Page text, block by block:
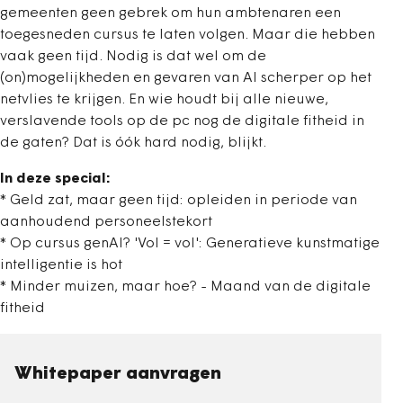
gemeenten geen gebrek om hun ambtenaren een
toegesneden cursus te laten volgen. Maar die hebben
vaak geen tijd. Nodig is dat wel om de
(on)mogelijkheden en gevaren van AI scherper op het
netvlies te krijgen. En wie houdt bij alle nieuwe,
verslavende tools op de pc nog de digitale fitheid in
de gaten? Dat is óók hard nodig, blijkt.
In deze special:
* Geld zat, maar geen tijd: opleiden in periode van
aanhoudend personeelstekort
* Op cursus genAI? 'Vol = vol': Generatieve kunstmatige
intelligentie is hot
* Minder muizen, maar hoe? - Maand van de digitale
fitheid
Whitepaper aanvragen